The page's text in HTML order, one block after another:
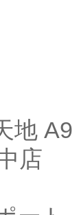
地 A9
店